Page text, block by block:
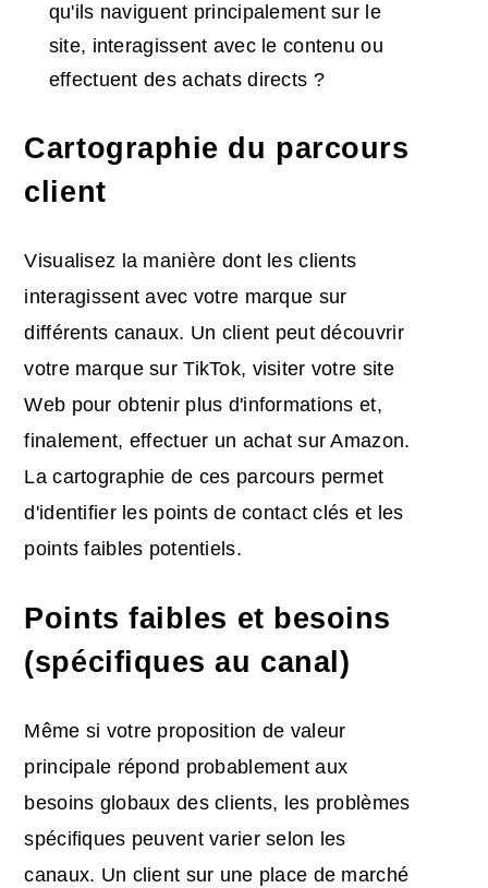
qu'ils naviguent principalement sur le
site, interagissent avec le contenu ou
effectuent des achats directs ?
Cartographie du parcours
client
Visualisez la manière dont les clients
interagissent avec votre marque sur
différents canaux. Un client peut découvrir
votre marque sur TikTok, visiter votre site
Web pour obtenir plus d'informations et,
finalement, effectuer un achat sur Amazon.
La cartographie de ces parcours permet
d'identifier les points de contact clés et les
points faibles potentiels.
Points faibles et besoins
(spécifiques au canal)
Même si votre proposition de valeur
principale répond probablement aux
besoins globaux des clients, les problèmes
spécifiques peuvent varier selon les
canaux. Un client sur une place de marché